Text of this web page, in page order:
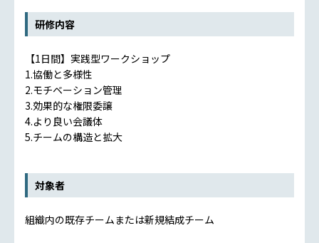
研修内容
【1日間】実践型ワークショップ
1.協働と多様性
2.モチベーション管理
3.効果的な権限委譲
4.より良い会議体
5.チームの構造と拡大
対象者
組織内の既存チームまたは新規結成チーム